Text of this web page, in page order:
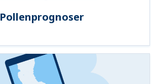
Pollenprognoser